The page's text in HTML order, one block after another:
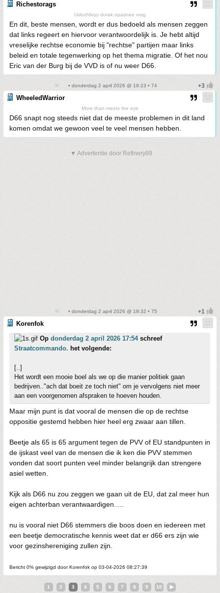
Richestorags
Usluzhlivyy durak opasnee vrag
En dit, beste mensen, wordt er dus bedoeld als mensen zeggen
dat links regeert en hiervoor verantwoordelijk is. Je hebt altijd
vreselijke rechtse economie bij "rechtse" partijen maar links
beleid en totale tegenwerking op het thema migratie. Of het nou
Eric van der Burg bij de VVD is of nu weer D66.
• donderdag 2 april 2026 @ 19:23 • 74
WheeledWarrior
More than meets the eye
D66 snapt nog steeds niet dat de meeste problemen in dit land
komen omdat we gewoon veel te veel mensen hebben.
▼ Advertentie door Refinery89
• donderdag 2 april 2026 @ 19:32 • 75
Korenfok
Op donderdag 2 april 2026 17:54schreef
Straatcommando. het volgende:
[..]
Het wordt een mooie boel als we op die manier politiek gaan
bedrijven.."ach dat boeit ze toch niet" om je vervolgens niet meer
aan een voorgenomen afspraken te hoeven houden.
Maar mijn punt is dat vooral de mensen die op de rechtse
oppositie gestemd hebben hier heel erg zwaar aan tillen.
Beetje als 65 is 65 argument tegen de PVV of EU standpunten in
de ijskast veel van de mensen die ik ken die PVV stemmen
vonden dat soort punten veel minder belangrijk dan strengere
asiel wetten.
Kijk als D66 nu zou zeggen we gaan uit de EU, dat zal meer hun
eigen achterban verantwaardigen.....
nu is vooral niet D66 stemmers die boos doen en iedereen met
een beetje democratische kennis weet dat er d66 ers zijn wie
voor gezinshereniging zullen zijn.
Bericht 0% gewijzigd door Korenfok op 03-04-2026 08:27:39
1 2 3 4 5 6 7 8 9 10